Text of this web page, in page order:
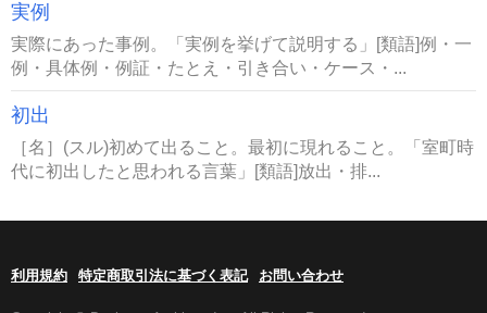
実例
実際にあった事例。「実例を挙げて説明する」[類語]例・一
例・具体例・例証・たとえ・引き合い・ケース・...
初出
［名］(スル)初めて出ること。最初に現れること。「室町時
代に初出したと思われる言葉」[類語]放出・排...
利用規約 特定商取引法に基づく表記 お問い合わせ